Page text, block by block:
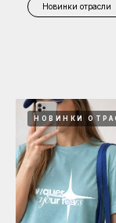
Новинки отрасли
НОВИНКИ